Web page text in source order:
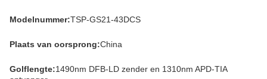
Modelnummer:TSP-GS21-43DCS
Plaats van oorsprong:China
Golflengte:1490nm DFB-LD zender en 1310nm APD-TIA